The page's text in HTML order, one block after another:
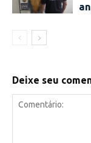
Deixe seu